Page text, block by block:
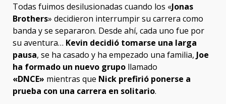
Todas fuimos desilusionadas cuando los «Jonas
Brothers» decidieron interrumpir su carrera como
banda y se separaron. Desde ahí, cada uno fue por
su aventura… Kevin decidió tomarse una larga
pausa, se ha casado y ha empezado una familia, Joe
ha formado un nuevo grupo llamado
«DNCE» mientras que Nick prefirió ponerse a
prueba con una carrera en solitario.